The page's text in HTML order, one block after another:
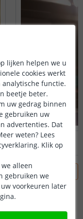
lijken helpen we u
cookies werkt
analytische functie.
beetje beter.
uw gedrag binnen
gebruiken uw
advertenties. Dat
weten? Lees
Klik op
alleen
gebruiken we
voorkeuren later